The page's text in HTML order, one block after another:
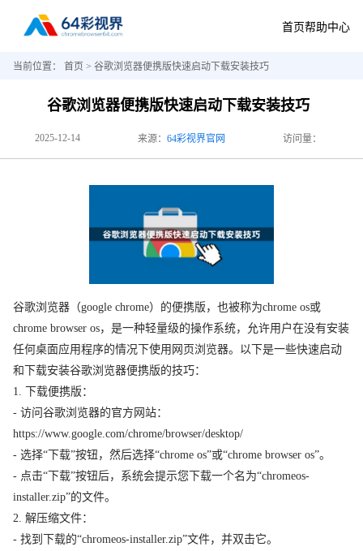
首页帮助中心
当前位置： 首页 > 谷歌浏览器便携版快速启动下载安装技巧
谷歌浏览器便携版快速启动下载安装技巧
2025-12-14 来源： 64彩视界官网 访问量：
谷歌浏览器（google chrome）的便携版，也被称为chrome os或
chrome browser os，是一种轻量级的操作系统，允许用户在没有安装
任何桌面应用程序的情况下使用网页浏览器。以下是一些快速启动
和下载安装谷歌浏览器便携版的技巧：
1. 下载便携版：
- 访问谷歌浏览器的官方网站：
https://www.google.com/chrome/browser/desktop/
- 选择“下载”按钮，然后选择“chrome os”或“chrome browser os”。
- 点击“下载”按钮后，系统会提示您下载一个名为“chromeos-
installer.zip”的文件。
2. 解压缩文件：
- 找到下载的“chromeos-installer.zip”文件，并双击它。